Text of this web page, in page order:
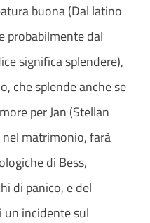
buona (Dal latino
probabilmente dal
significa splendere),
che splende anche se
per Jan (Stellan
matrimonio, farà
di Bess,
di panico, e del
un incidente sul